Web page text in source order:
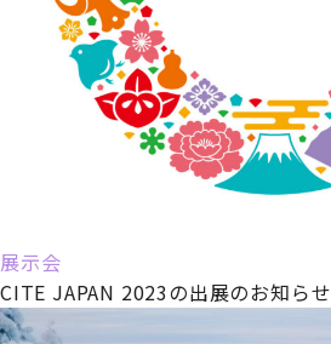
展示会
CITE JAPAN 2023の出展のお知らせ